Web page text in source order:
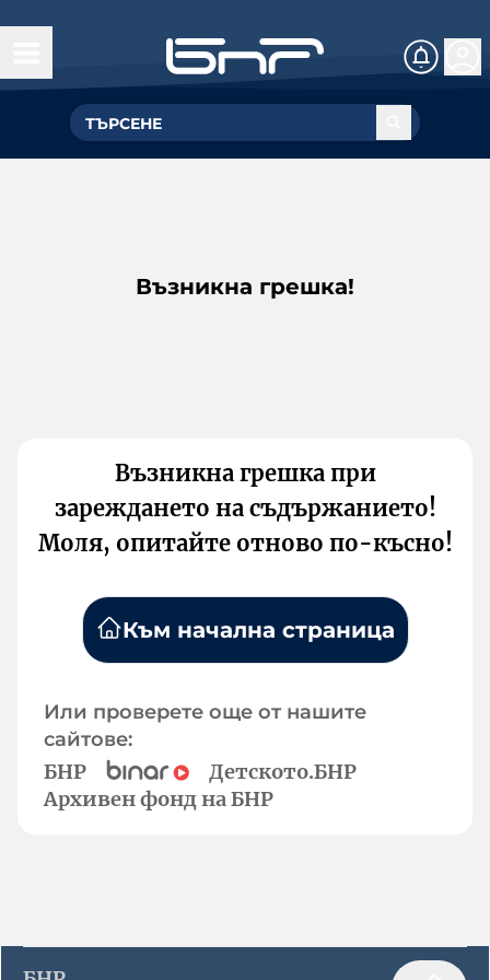
Възникна грешка!
Възникна грешка при
зареждането на съдържанието!
Моля, опитайте отново по-късно!
Към начална страница
Или проверете още от нашите
сайтове:
БНР
Детското.БНР
Архивен фонд на БНР